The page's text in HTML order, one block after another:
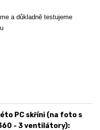
a důkladně testujeme
PC skříni (na foto s
- 3 ventilátory):